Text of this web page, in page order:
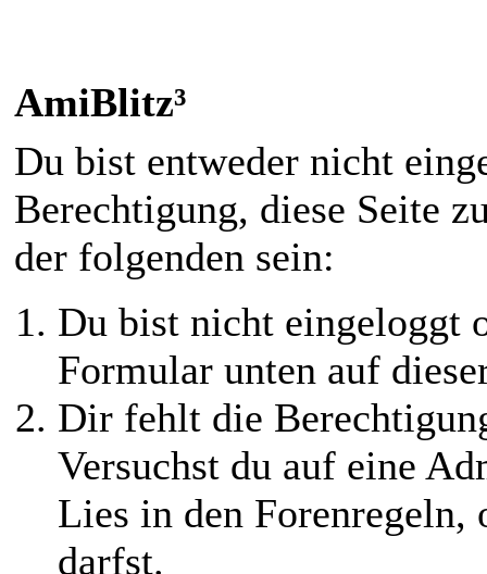
AmiBlitz³
Du bist entweder nicht
Berechtigung, diese Seite
der folgenden sein:
Du bist nicht eingeloggt
Formular unten auf
Dir fehlt die
Versuchst du auf eine
Lies in den Forenregeln,
darfst.